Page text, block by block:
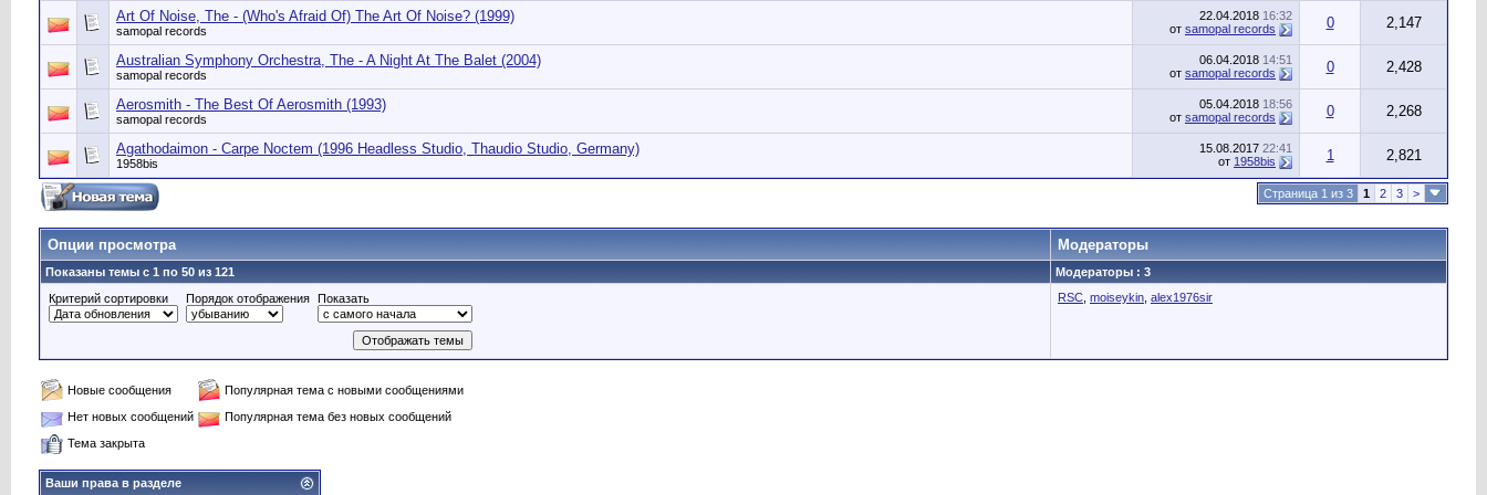
Art Of Noise, The - (Who's Afraid Of) The Art Of Noise? (1999)
samopal records
22.04.2018 16:32
от samopal records 0 2,147
Australian Symphony Orchestra, The - A Night At The Balet (2004)
samopal records
06.04.2018 14:51
от samopal records 0 2,428
Aerosmith - The Best Of Aerosmith (1993)
samopal records
05.04.2018 18:56
от samopal records 0 2,268
Agathodaimon - Carpe Noctem (1996 Headless Studio, Thaudio Studio, Germany)
1958bis
15.08.2017 22:41
от 1958bis 1 2,821
Страница 1 из 3 1 2 3 >
Опции просмотра Модераторы
Показаны темы с 1 по 50 из 121
Модераторы : 3
Критерий сортировки
Порядок отображения Показать RSC moiseykin alex1976sir
Новые сообщения
Популярная тема с новыми сообщениями
Нет новых сообщений
Популярная тема без новых сообщений
Тема закрыта
Ваши права в разделе